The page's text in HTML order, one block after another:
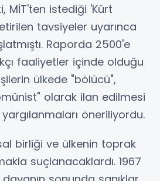
MİT'ten istediği 'Kürt
tavsiyeler uyarınca
Raporda 2500'e
faaliyetler içinde olduğu
ülkede "bölücü",
olarak ilan edilmesi
öneriliyordu.
birliği ve ülkenin toprak
suçlanacaklardı. 1967